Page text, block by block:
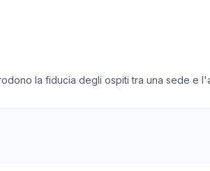
la fiducia degli ospiti tra una sede e